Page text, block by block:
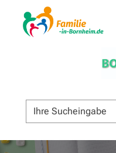
© Bildnachweis